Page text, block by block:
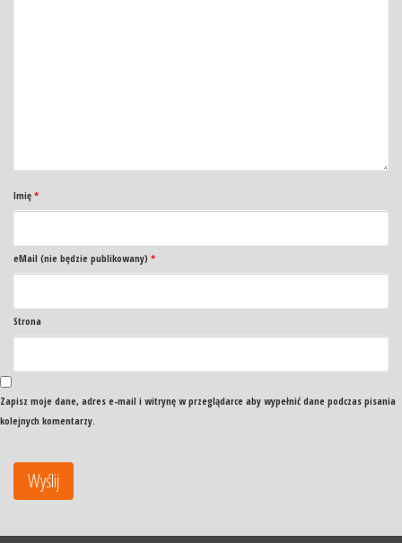
Imię *
eMail (nie będzie publikowany) *
Strona
Zapisz moje dane, adres e-mail i witrynę w przeglądarce aby wypełnić dane podczas pisania
kolejnych komentarzy.